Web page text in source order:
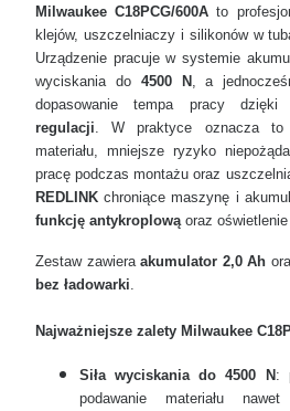
Milwaukee C18PCG/600A to
klejów, uszczelniaczy i silikonów w
Urządzenie pracuje w systemie
wyciskania do 4500 N , a
dopasowanie tempa pracy dzięki
regulacji. W praktyce oznacza to
materiału, mniejsze ryzyko
pracę podczas montażu oraz
REDLINK chroniące maszynę i
funkcję antykroplowąoraz oświetlenie
Zestaw zawieraakumulator 2,0 Ah
bez ładowarki.
Najważniejsze zalety Milwaukee
Siła wyciskania do 4500 N :
podawanie materiału